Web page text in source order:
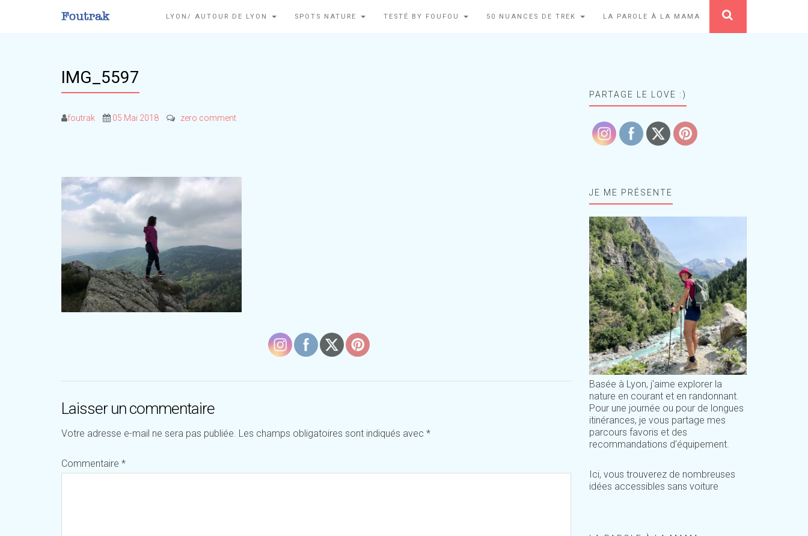
LYON/ AUTOUR DE LYON SPOTS NATURE TESTÉ BY FOUFOU 50 NUANCES DE TREK LA PAROLE À LA MAMA
IMG_5597
foutrak 05 Mai 2018 zero comment
Laisser un commentaire
Votre adresse e-mail ne sera pas publiée. Les champs obligatoires sont indiqués avec *
Commentaire *
PARTAGE LE LOVE :)
JE ME PRÉSENTE
Basée à Lyon, j'aime explorer la
nature en courant et en randonnant.
Pour une journée ou pour de longues
itinérances, je vous partage mes
parcours favoris et des
recommandations d'équipement.
Ici, vous trouverez de nombreuses
idées accessibles sans voiture